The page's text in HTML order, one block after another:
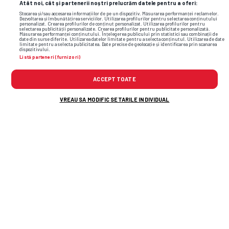
Atât noi, cât și partenerii noștri prelucrăm datele pentru a oferi:
Stocarea și/sau accesarea informațiilor de pe un dispozitiv. Măsurarea performanței reclamelor.
Dezvoltarea și îmbunătățirea serviciilor. Utilizarea profilurilor pentru selectarea conținutului
personalizat. Crearea profilurilor de conținut personalizat. Utilizarea profilurilor pentru
selectarea publicității personalizate. Crearea profilurilor pentru publicitate personalizată.
Măsurarea performanței conținutului. Înțelegerea publicului prin statistici sau combinații de
date din surse diferite. Utilizarea datelor limitate pentru a selecta conținutul. Utilizarea de date
limitate pentru a selecta publicitatea. Date precise de geolocație și identificarea prin scanarea
dispozitivului.
Listă parteneri (furnizori)
ACCEPT TOATE
VREAU SA MODIFIC SETARILE INDIVIDUAL